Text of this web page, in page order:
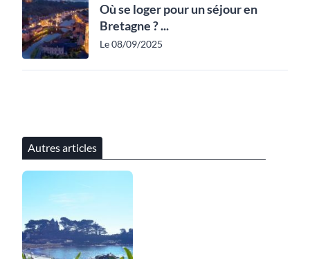
Où se loger pour un séjour en
Bretagne ? ...
Le 08/09/2025
Autres articles